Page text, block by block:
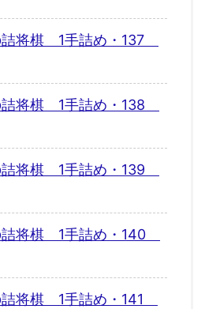
詰将棋 1手詰め・137
詰将棋 1手詰め・138
詰将棋 1手詰め・139
詰将棋 1手詰め・140
詰将棋 1手詰め・141